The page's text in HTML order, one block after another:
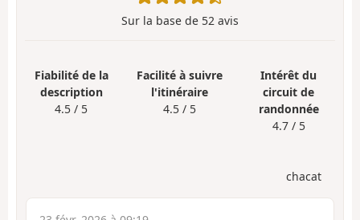
Sur la base de 52 avis
Fiabilité de la
description
4.5 / 5
Facilité à suivre
l'itinéraire
4.5 / 5
Intérêt du
circuit de
randonnée
4.7 / 5
chacat